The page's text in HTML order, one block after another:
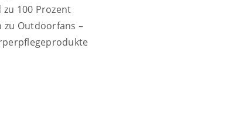
100 Prozent
zu Outdoorfans –